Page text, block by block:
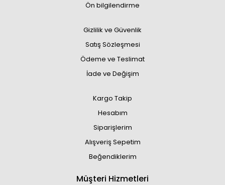
Ön bilgilendirme
Gizlilik ve Güvenlik
Satış Sözleşmesi
Ödeme ve Teslimat
İade ve Değişim
Kargo Takip
Hesabım
Siparişlerim
Alışveriş Sepetim
Beğendiklerim
Müşteri Hizmetleri